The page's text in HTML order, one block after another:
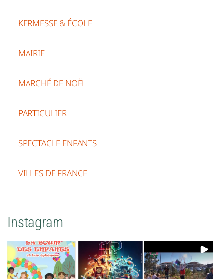
KERMESSE & ÉCOLE
MAIRIE
MARCHÉ DE NOËL
PARTICULIER
SPECTACLE ENFANTS
VILLES DE FRANCE
Instagram